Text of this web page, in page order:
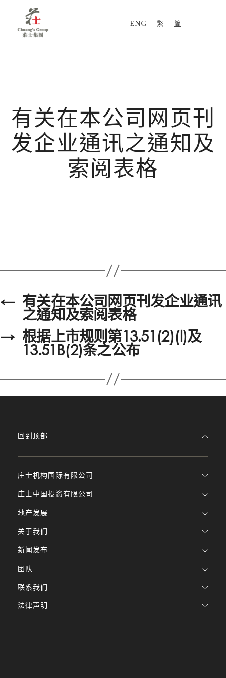
ENG 繁 简
有关在本公司网页刊
发企业通讯之通知及
索阅表格
← 有关在本公司网页刊发企业通讯
之通知及索阅表格
→ 根据上市规则第13.51(2)(l)及
13.51B(2)条之公布
庄士机构国际有限公司
庄士中国投资有限公司
地产发展
关于我们
新闻发布
团队
回到顶部
联系我们
法律声明